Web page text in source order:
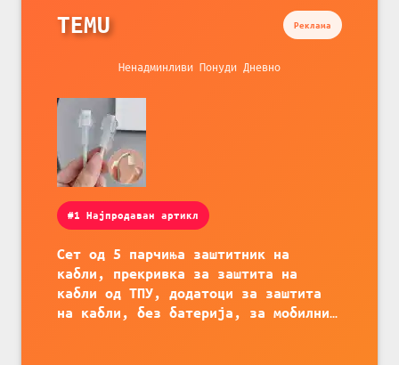
TEMU Реклама
Ненадминливи Понуди Дневно
#1 Најпродаван артикл
Сет од 5 парчиња заштитник на
кабли, прекривка за заштита на
кабли од ТПУ, додатоци за заштита
на кабли, без батерија, за мобилни